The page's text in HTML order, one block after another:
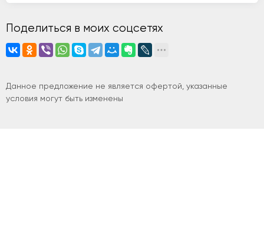
Поделиться в моих соцсетях
Данное предложение не является офертой, указанные
условия могут быть изменены